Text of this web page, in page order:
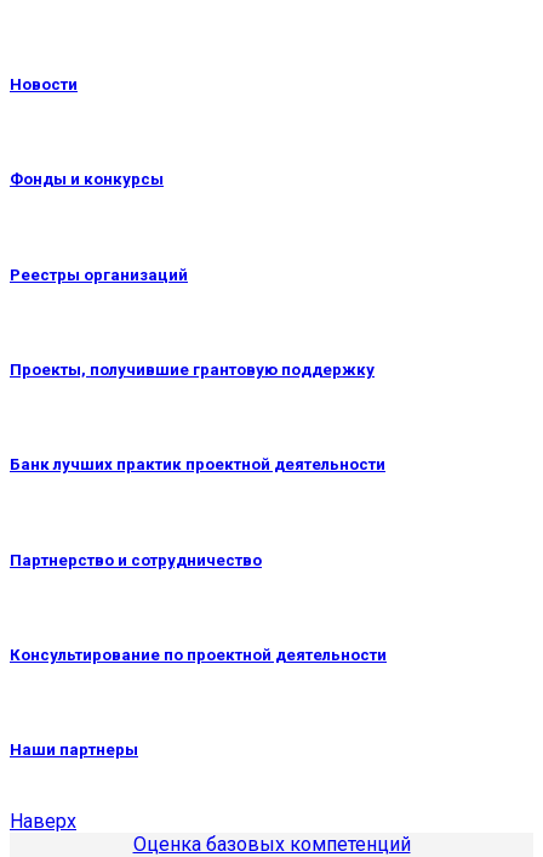
Новости
Фонды и конкурсы
Реестры организаций
Проекты, получившие грантовую поддержку
Банк лучших практик проектной деятельности
Партнерство и сотрудничество
Консультирование по проектной деятельности
Наши партнеры
Наверх
Оценка базовых компетенций